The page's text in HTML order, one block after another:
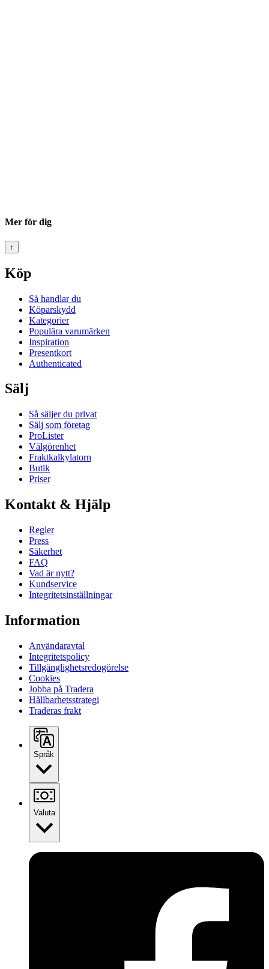
Mer för dig
↑
Köp
Så handlar du
Köparskydd
Kategorier
Populära varumärken
Inspiration
Presentkort
Authenticated
Sälj
Så säljer du privat
Sälj som företag
ProLister
Välgörenhet
Fraktkalkylatorn
Butik
Priser
Kontakt & Hjälp
Regler
Press
Säkerhet
FAQ
Vad är nytt?
Kundservice
Integritetsinställningar
Information
Användaravtal
Integritetspolicy
Tillgänglighetsredogörelse
Cookies
Jobba på Tradera
Hållbarhetsstrategi
Traderas frakt
Språk
Valuta